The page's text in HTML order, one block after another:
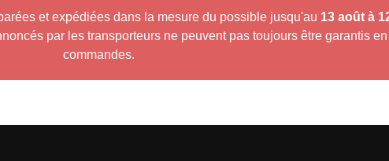
et expédiées dans la mesure du possible jusqu'au 13 août à
par les transporteurs ne peuvent pas toujours être garantis
commandes.